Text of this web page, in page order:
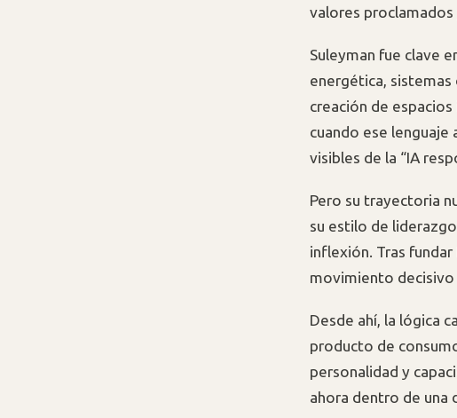
valores
Suleyman fue clave
energética, sistemas
creación de
cuando ese lenguaje
visibles de la “IA
Pero su trayectoria
su estilo de
inflexión. Tras
movimiento
Desde ahí, la lógica
producto de
personalidad y
ahora dentro de una